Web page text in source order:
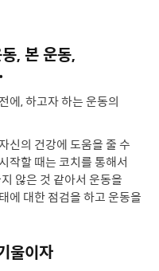
, 본 운동,
에, 하고자 하는 운동의
신의 건강에 도움을 줄 수
작할 때는 코치를 통해서
않은 것 같아서 운동을
에 대한 점검을 하고 운동을
울이자